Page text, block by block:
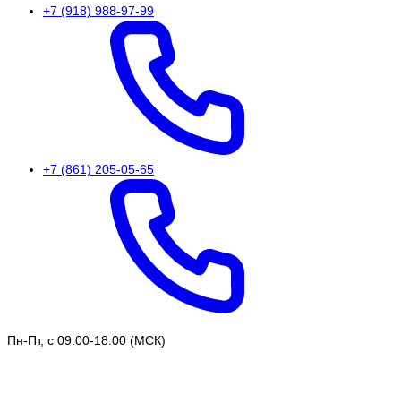
+7 (918) 988-97-99
+7 (861) 205-05-65
Пн-Пт, с 09:00-18:00 (МСК)